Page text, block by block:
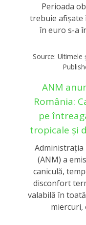
Perioada
trebuie afişate
în euro s-a
Source: Ultimele
ANM
România:
pe
tropicale și
(ANM) a
caniculă,
disconfort
valabilă în
miercuri,